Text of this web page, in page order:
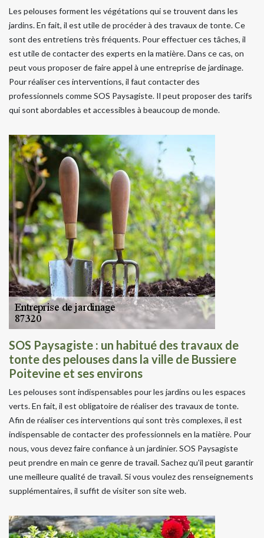
Les pelouses forment les végétations qui se trouvent dans les
jardins. En fait, il est utile de procéder à des travaux de tonte. Ce
sont des entretiens très fréquents. Pour effectuer ces tâches, il
est utile de contacter des experts en la matière. Dans ce cas, on
peut vous proposer de faire appel à une entreprise de jardinage.
Pour réaliser ces interventions, il faut contacter des
professionnels comme SOS Paysagiste. Il peut proposer des tarifs
qui sont abordables et accessibles à beaucoup de monde.
SOS Paysagiste : un habitué des travaux de
tonte des pelouses dans la ville de Bussiere
Poitevine et ses environs
Les pelouses sont indispensables pour les jardins ou les espaces
verts. En fait, il est obligatoire de réaliser des travaux de tonte.
Afin de réaliser ces interventions qui sont très complexes, il est
indispensable de contacter des professionnels en la matière. Pour
nous, vous devez faire confiance à un jardinier. SOS Paysagiste
peut prendre en main ce genre de travail. Sachez qu'il peut garantir
une meilleure qualité de travail. Si vous voulez des renseignements
supplémentaires, il suffit de visiter son site web.